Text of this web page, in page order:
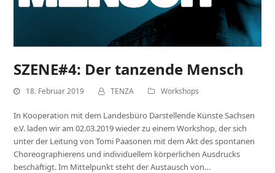
SZENE#4: Der tanzende Mensch
18. Februar 2019 TENZA Workshops
In Kooperation mit dem Landesbüro Darstellende Künste Sachsen
e.V. laden wir am 02.03.2019 wieder zu einem Workshop, der sich
unter der Leitung von Tomi Paasonen mit dem Akt des spontanen
Choreographierens und individuellem körperlichen Ausdrucks
beschäftigt. Im Mittelpunkt steht der Austausch von…